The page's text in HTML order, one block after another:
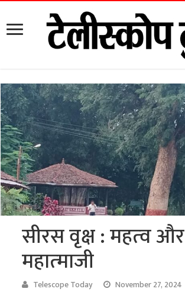
सीरस वृक्ष : महत्‍व और
महात्‍माजी
Telescope Today November 27, 2024